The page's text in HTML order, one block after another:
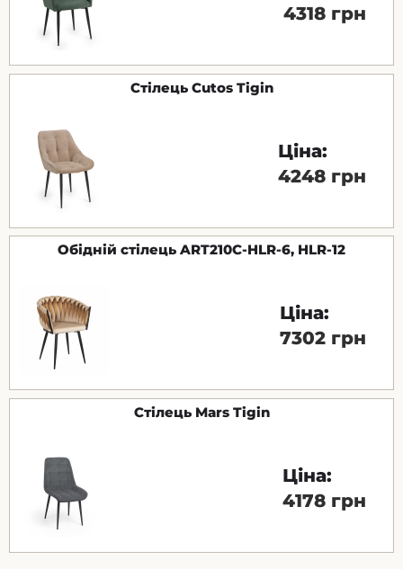
4318 грн
Стілець Cutos Tigin
Ціна:
4248 грн
Обідній стілець ART210C-HLR-6, HLR-12
Ціна:
7302 грн
Стілець Mars Tigin
Ціна:
4178 грн